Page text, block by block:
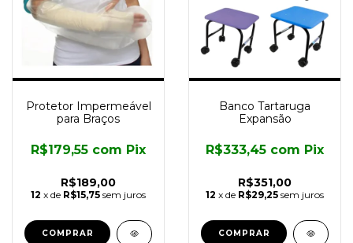
Protetor Impermeável
para Braços
R$189,00
R$179,55 com Pix
12 x de R$15,75 sem juros
COMPRAR
Banco Tartaruga
Expansão
R$351,00
R$333,45 com Pix
12 x de R$29,25 sem juros